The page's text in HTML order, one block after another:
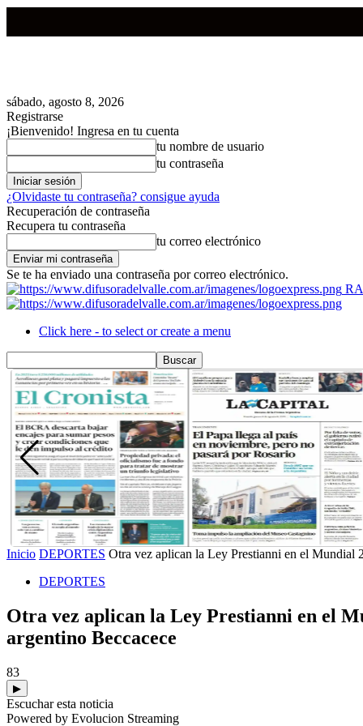
sábado, agosto 8, 2026
Registrarse
¡Bienvenido! Ingresa en tu cuenta
tu nombre de usuario
tu contraseña
¿Olvidaste tu contraseña? consigue ayuda
Recuperación de contraseña
Recupera tu contraseña
tu correo electrónico
Se te ha enviado una contraseña por correo electrónico.
Click here - to select or create a menu
Inicio DEPORTES Otra vez aplican la Ley Prestianni en el Mundial
DEPORTES
Otra vez aplican la Ley Prestianni en el
argentino Beccacece
83
▶
Escuchar esta noticia
Powered by Evolucion Streaming